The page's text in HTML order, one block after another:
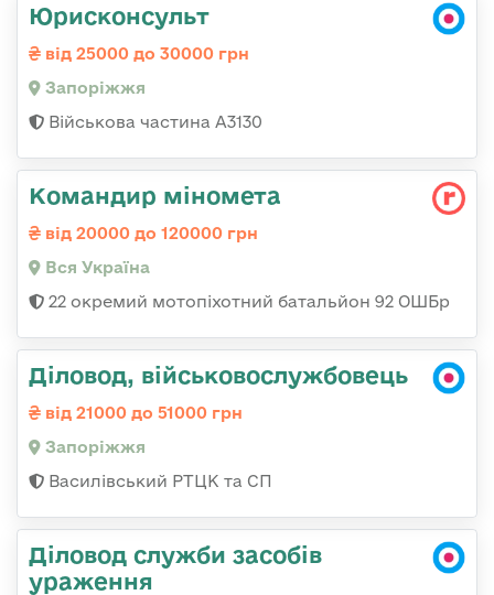
Юрисконсульт
від 25000 до 30000 грн
Запоріжжя
Військова частина А3130
Командир міномета
від 20000 до 120000 грн
Вся Україна
22 окремий мотопіхотний батальйон 92 ОШБр
Діловод, військовослужбовець
від 21000 до 51000 грн
Запоріжжя
Василівський РТЦК та СП
Діловод служби засобів
ураження